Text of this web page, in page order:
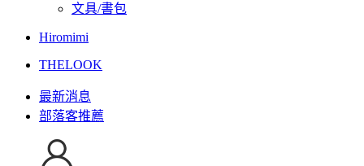
文具/書包
Hiromimi
THELOOK
最新消息
部落客推薦